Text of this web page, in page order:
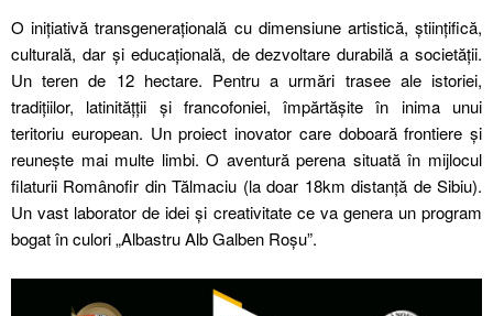
O inițiativă transgenerațională cu dimensiune artistică, științifică,
culturală, dar și educațională, de dezvoltare durabilă a societății.
Un teren de 12 hectare. Pentru a urmări trasee ale istoriei,
tradiţiilor, latinităţții și francofoniei, împărtășite în inima unui
teritoriu european. Un proiect inovator care doboară frontiere și
reunește mai multe limbi. O aventură perena situată în mijlocul
filaturii Românofir din Tălmaciu (la doar 18km distanță de Sibiu).
Un vast laborator de idei și creativitate ce va genera un program
bogat în culori „Albastru Alb Galben Roșu”.